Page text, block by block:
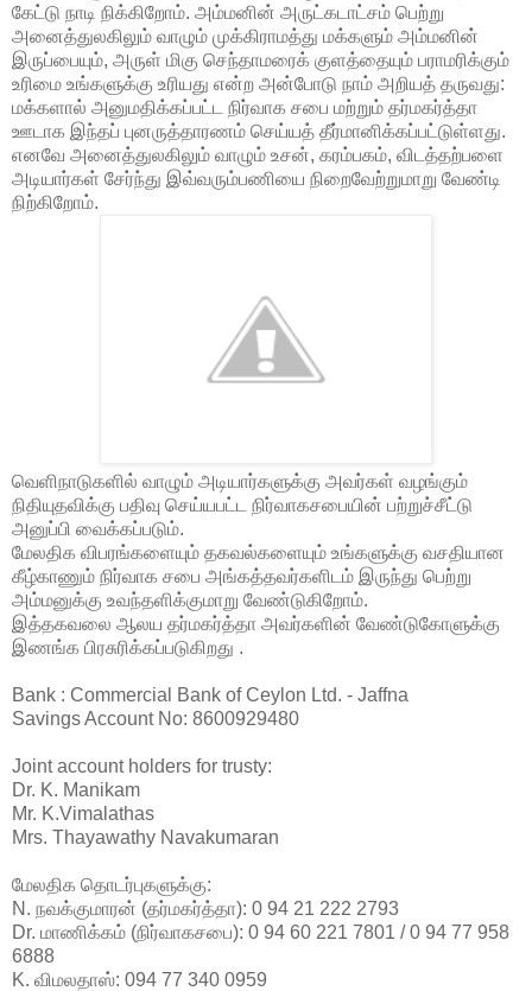
கேட்டு நாடி நிக்கிறோம். அம்மனின் அருட்கடாட்சம் பெற்று
அனைத்துலகிலும் வாழும் முக்கிராமத்து மக்களும் அம்மனின்
இருப்பையும், அருள் மிகு செந்தாமரைக் குளத்தையும் பராமரிக்கும்
உரிமை உங்களுக்கு உரியது என்ற அன்போடு நாம் அறியத் தருவது:
மக்களால் அனுமதிக்கப்பட்ட நிர்வாக சபை மற்றும் தர்மகர்த்தா
ஊடாக இந்தப் புனருத்தாரணம் செய்யத் தீர்மானிக்கப்பட்டுள்ளது.
எனவே அனைத்துலகிலும் வாழும் உசன், கரம்பகம், விடத்தற்பளை
அடியார்கள் சேர்ந்து இவ்வரும்பணியை நிறைவேற்றுமாறு வேண்டி
நிற்கிறோம்.
வெளிநாடுகளில் வாழும் அடியார்களுக்கு அவர்கள் வழங்கும்
நிதியுதவிக்கு பதிவு செய்யபட்ட நிர்வாகசபையின் பற்றுச்சீட்டு
அனுப்பி வைக்கப்படும்.
மேலதிக விபரங்களையும் தகவல்களையும் உங்களுக்கு வசதியான
கீழ்காணும் நிர்வாக சபை அங்கத்தவர்களிடம் இருந்து பெற்று
அம்மனுக்கு உவந்தளிக்குமாறு வேண்டுகிறோம்.
இத்தகவலை ஆலய தர்மகர்த்தா அவர்களின் வேண்டுகோளுக்கு
இணங்க பிரசுரிக்கப்படுகிறது .
Bank : Commercial Bank of Ceylon Ltd. - Jaffna
Savings Account No: 8600929480
Joint account holders for trusty:
Dr. K. Manikam
Mr. K.Vimalathas
Mrs. Thayawathy Navakumaran
மேலதிக தொடர்புகளுக்கு:
N. நவக்குமாரன் (தர்மகர்த்தா): 0 94 21 222 2793
Dr. மாணிக்கம் (நிர்வாகசபை): 0 94 60 221 7801 / 0 94 77 958
6888
K. விமலதாஸ்: 094 77 340 0959